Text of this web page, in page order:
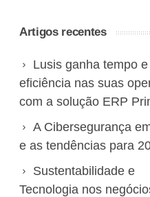
Artigos recentes
Lusis ganha tempo e
eficiência nas suas
com a solução ERP
A Cibersegurança
e as tendências para
Sustentabilidade e
Tecnologia nos